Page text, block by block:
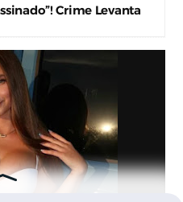
Crime Levanta